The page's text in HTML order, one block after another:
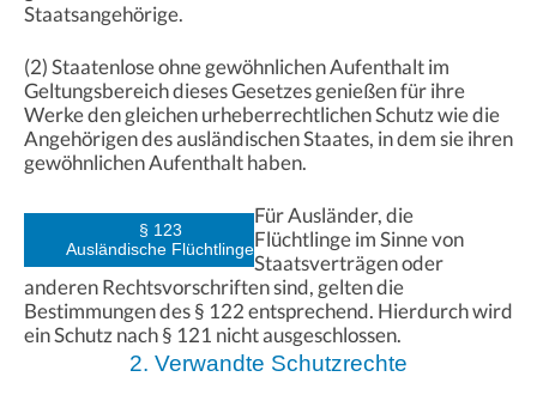
Staatsangehörige.
(2) Staatenlose ohne gewöhnlichen Aufenthalt im
Geltungsbereich dieses Gesetzes genießen für ihre
Werke den gleichen urheberrechtlichen Schutz wie die
Angehörigen des ausländischen Staates, in dem sie ihren
gewöhnlichen Aufenthalt haben.
§ 123
Ausländische Flüchtlinge
Für Ausländer, die
Flüchtlinge im Sinne von
Staatsverträgen oder
anderen Rechtsvorschriften sind, gelten die
Bestimmungen des § 122 entsprechend. Hierdurch wird
ein Schutz nach § 121 nicht ausgeschlossen.
2. Verwandte Schutzrechte